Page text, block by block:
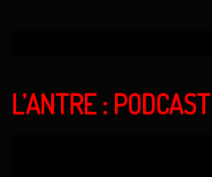
L’ANTRE : PODCAST